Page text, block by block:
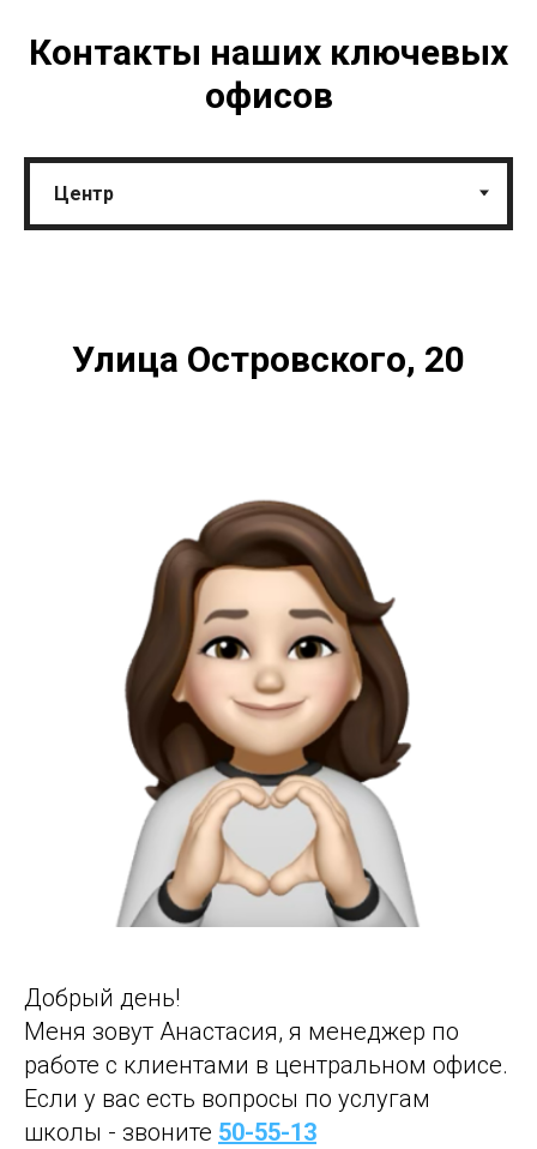
Контакты наших ключевых
офисов
Улица Островского, 20
Добрый день!
Меня зовут Анастасия, я менеджер по
работе с клиентами в центральном офисе.
Если у вас есть вопросы по услугам
школы - звоните 50-55-13